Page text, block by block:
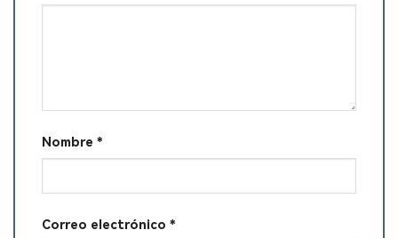
Nombre *
Correo electrónico *